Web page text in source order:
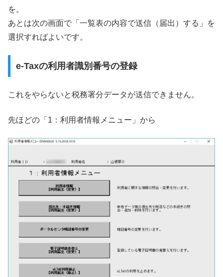
を。
あとは次の画面で「一覧表の内容で送信（届出）する」を
選択すればよいです。
e-Taxの利用者識別番号の登録
これをやらないと税務署分データが送信できません。
先ほどの「1：利用者情報メニュー」から